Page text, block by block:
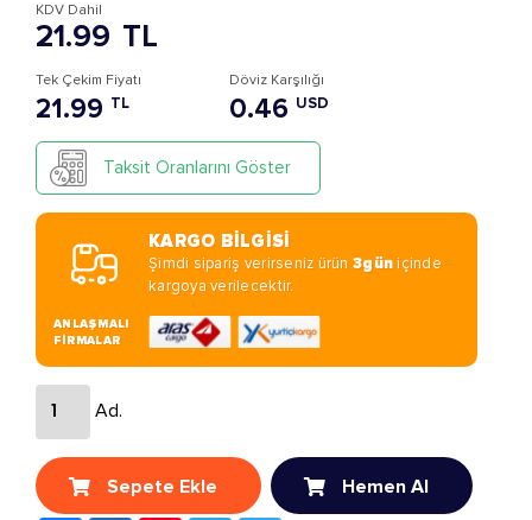
21.99 TL
KDV Dahil
Tek Çekim Fiyatı
21.99 TL
Döviz Karşılığı
0.46 USD
Taksit Oranlarını Göster
KARGO BİLGİSİ
Şimdi sipariş verirseniz ürün 3güniçinde
kargoya verilecektir.
ANLAŞMALI
FİRMALAR
Ad.
Sepete Ekle Hemen Al